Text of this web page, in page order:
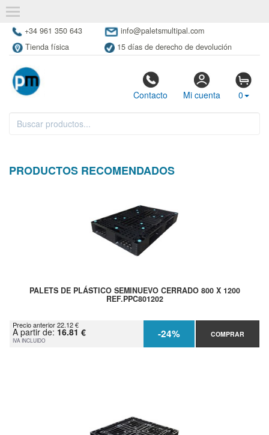
+34 961 350 643
info@paletsmultipal.com
Tienda física
15 días de derecho de devolución
Contacto Mi cuenta 0
PRODUCTOS RECOMENDADOS
PALETS DE PLÁSTICO SEMINUEVO CERRADO 800 X 1200
REF.PPC801202
Precio anterior 22.12 €
A partir de: 16.81 €
IVA INCLUIDO -24% COMPRAR